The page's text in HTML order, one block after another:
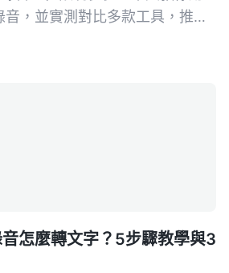
音，並實測對比多款工具，推薦
怎麼轉文字？5步驟教學與3